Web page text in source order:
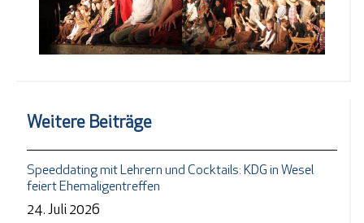
Weitere Beiträge
Speeddating mit Lehrern und Cocktails: KDG in Wesel
feiert Ehemaligentreffen
24. Juli 2026